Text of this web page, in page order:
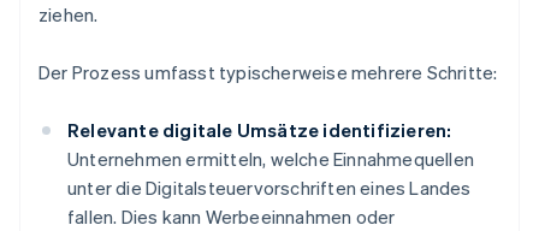
ziehen.
Der Prozess umfasst typischerweise mehrere Schritte:
Relevante digitale Umsätze identifizieren:
Unternehmen ermitteln, welche Einnahmequellen
unter die Digitalsteuervorschriften eines Landes
fallen. Dies kann Werbeeinnahmen oder